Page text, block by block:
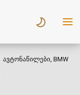
ავტონაწილები, BMW